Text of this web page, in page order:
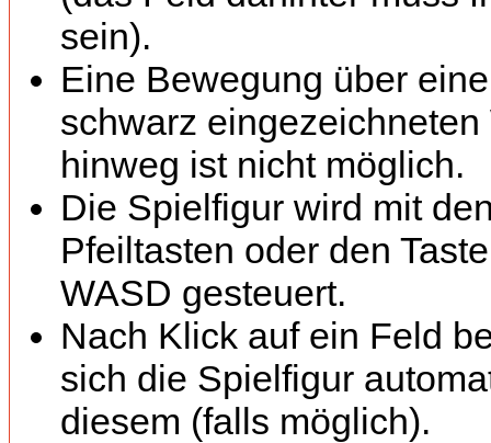
sein).
Eine Bewegung über
schwarz eingezeichneten
hinweg ist nicht möglich.
Die Spielfigur wird mit
Pfeiltasten oder den
WASD gesteuert.
Nach Klick auf ein Feld
sich die Spielfigur
diesem (falls möglich).